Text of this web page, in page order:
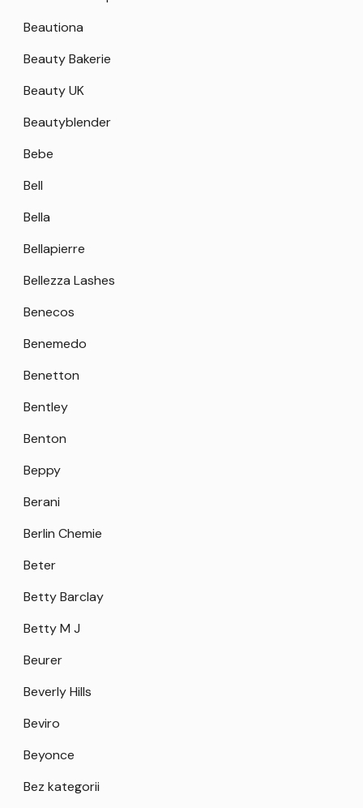
Beautiona
Beauty Bakerie
Beauty UK
Beautyblender
Bebe
Bell
Bella
Bellapierre
Bellezza Lashes
Benecos
Benemedo
Benetton
Bentley
Benton
Beppy
Berani
Berlin Chemie
Beter
Betty Barclay
Betty M J
Beurer
Beverly Hills
Beviro
Beyonce
Bez kategorii